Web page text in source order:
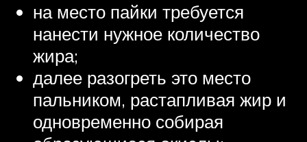
на место пайки требуется
нанести нужное количество
жира;
далее разогреть это место
пальником, растапливая жир и
одновременно собирая